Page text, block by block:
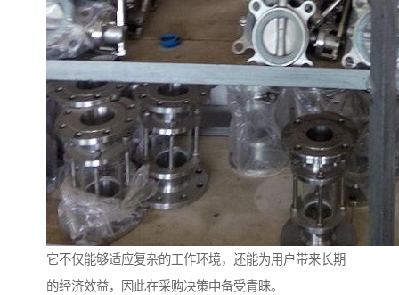
它不仅能够适应复杂的工作环境，还能为用户带来长期
的经济效益，因此在采购决策中备受青睐。